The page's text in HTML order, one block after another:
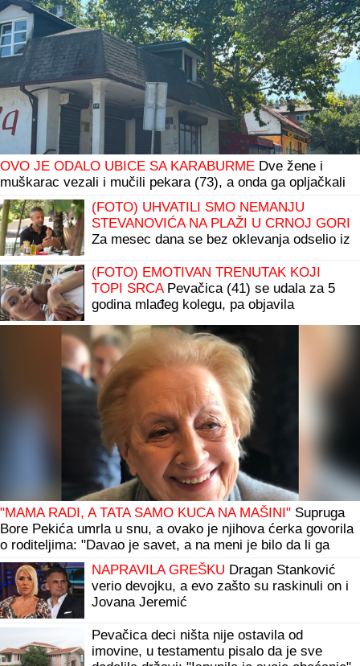
OVO JE ODALO UBICE SA KARABURME Dve žene i
muškarac vezali i mučili pekara (73), a onda ga opljačkali
(FOTO) UHVATILI SMO NEMANJU
STEVANOVIĆA NA PLAŽI U CRNOJ GORI
Za mesec dana se bez oklevanja odselio iz
suprugom i ćerkom
(FOTO) EMOTIVAN TRENUTAK KOJI
TOPI SRCAPevačica (41) se udala za 5
godina mlađeg kolegu, pa objavila
dete, njemu prvo
"MAMA RADI, A TATA SAMO KUCA NA MAŠINI" Supruga
Bore Pekića umrla u snu, a ovako je njihova ćerka govorila
o roditeljima: "Davao je savet, a na meni je bilo da li ga
prihvatam ili ne"
NAPRAVILA GREŠKU Dragan Stanković
verio devojku, a evo zašto su raskinuli on i
Jovana Jeremić
Pevačica deci ništa nije ostavila od
imovine, u testamentu pisalo da je sve